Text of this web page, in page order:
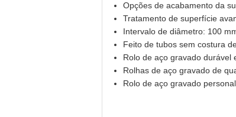
Opções de acabamento da
Tratamento de superfície
Intervalo de diâmetro: 100
Feito de tubos sem costura
Rolo de aço gravado durável
Rolhas de aço gravado de
Rolo de aço gravado